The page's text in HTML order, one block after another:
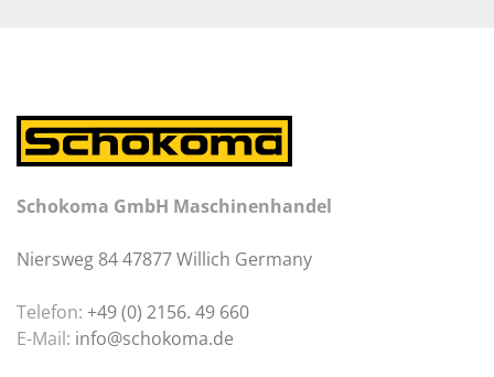
Schokoma GmbH Maschinenhandel
Niersweg 84 47877 Willich Germany
Telefon: +49 (0) 2156. 49 660
E-Mail: info@schokoma.de